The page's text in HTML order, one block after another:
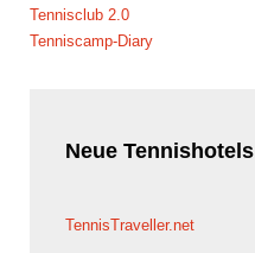
Tennisclub 2.0
Tenniscamp-Diary
Neue Tennishotels
TennisTraveller.net